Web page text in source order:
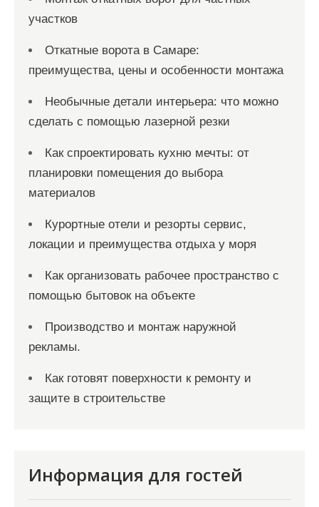
участков
Откатные ворота в Самаре:
преимущества, цены и особенности монтажа
Необычные детали интерьера: что можно
сделать с помощью лазерной резки
Как спроектировать кухню мечты: от
планировки помещения до выбора
материалов
Курортные отели и резорты сервис,
локации и преимущества отдыха у моря
Как организовать рабочее пространство с
помощью бытовок на объекте
Производство и монтаж наружной
рекламы.
Как готовят поверхности к ремонту и
защите в строительстве
Информация для гостей